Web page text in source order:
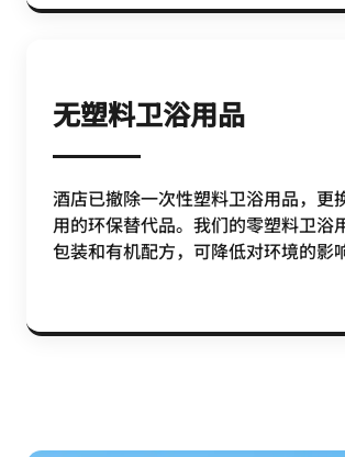
无塑料卫浴用品
酒店已撤除一次性塑料卫浴用品，更
用的环保替代品。我们的零塑料卫浴
包装和有机配方，可降低对环境的影